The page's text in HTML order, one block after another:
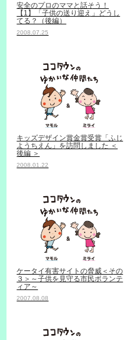
安全のプロのママと話そう！
【1】「子供の送り迎え」どうし
てる？（後編）
2008.07.25
キッズデザイン賞金賞受賞「ふじ
ようちえん」を訪問しました ＜
後編 ＞
2008.01.22
ケータイ有害サイトの脅威＜その
３＞～子供を見守る市民ボランテ
ィア～
2007.08.08